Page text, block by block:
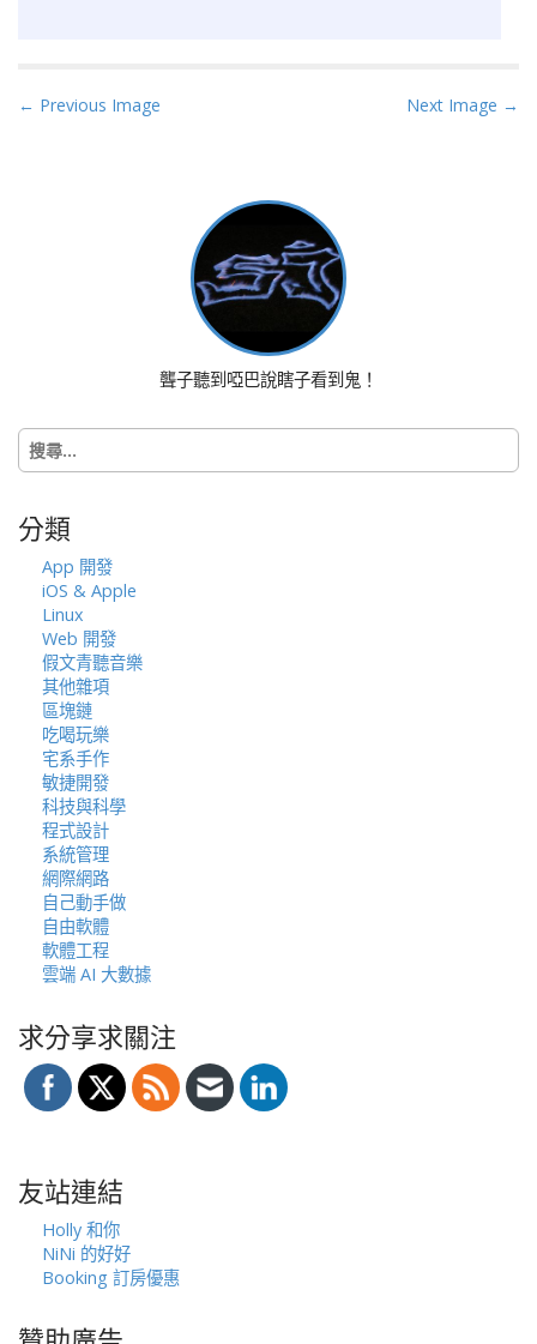
P
i
o
n
← Previous Image Next Image →
聾子聽到啞巴說瞎子看到鬼！
搜
尋
字:
分類
App 開發
iOS & Apple
Linux
Web 開發
假文青聽音樂
其他雜項
區塊鏈
吃喝玩樂
宅系手作
敏捷開發
科技與科學
程式設計
系統管理
網際網路
自己動手做
自由軟體
軟體工程
雲端 AI 大數據
求分享求關注
友站連結
Holly 和你
NiNi 的好好
Booking 訂房優惠